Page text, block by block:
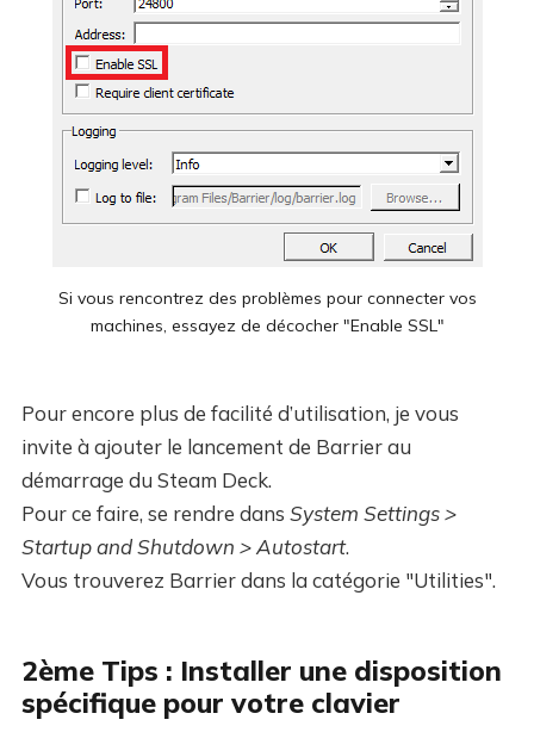
Si vous rencontrez des problèmes pour connecter vos
machines, essayez de décocher "Enable SSL"
Pour encore plus de facilité d’utilisation, je vous
invite à ajouter le lancement de Barrier au
démarrage du Steam Deck.
Pour ce faire, se rendre dans System Settings >
Startup and Shutdown > Autostart.
Vous trouverez Barrier dans la catégorie "Utilities".
2ème Tips : Installer une disposition
spécifique pour votre clavier